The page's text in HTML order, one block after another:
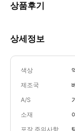
상품후기
상세정보
색상
제조국
A/S
소재
포장 주의사항